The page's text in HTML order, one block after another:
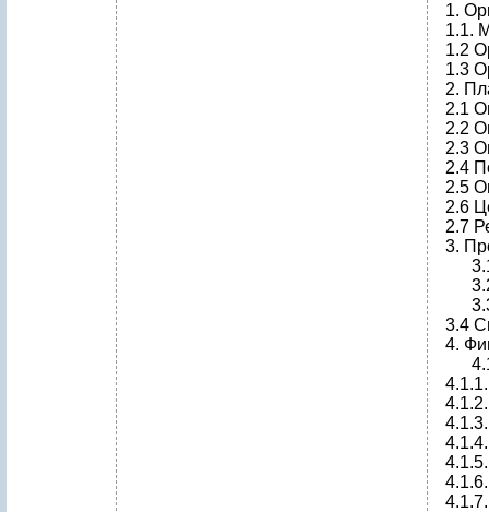
1.
1.1.
1.2
1.3
2.
2.1
2.2
2.3
2.4
2.5
2.6
2.7
3.
3.1
3.2
3.3
3.4
4.